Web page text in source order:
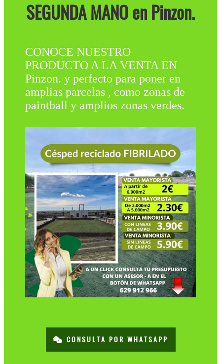
SEGUNDA MANO en Pinzon.
CONOCE NUESTRO
PRODUCTO A LA VENTA EN
Pinzon. y perfecto para poner en
amplias parcelas , como zonas de
paintball y amplios zonas verdes.
CONSULTA POR WHATSAPP